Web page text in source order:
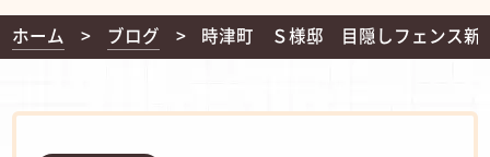
ホーム ブログ 時津町 Ｓ様邸 目隠しフェンス新